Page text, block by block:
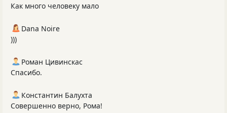
Как много человеку мало
Dana Noire
)))
Роман Цивинскас
Спасибо.
Константин Балухта
Совершенно верно, Рома!